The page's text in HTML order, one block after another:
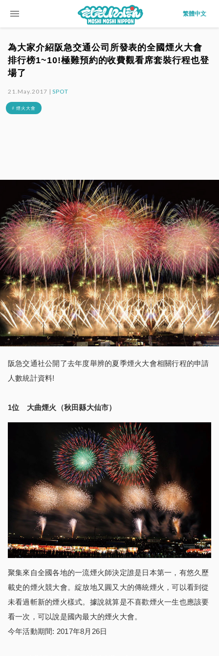
menu 繁體中文
為大家介紹阪急交通公司所發表的全國煙火大會
排行榜1~10!極難預約的收費觀看席套裝行程也登
場了
21.May.2017 |SPOT
# 煙火大會
阪急交通社公開了去年度舉辨的夏季煙火大會相關行程的申請
人數統計資料!
1位 大曲煙火 （秋田縣大仙市）
聚集來自全國各地的一流煙火師決定誰是日本第一，有悠久歷
載史的煙火競大會。綻放地又圓又大的傳統煙火，可以看到從
未看過斬新的煙火樣式。據說就算是不喜歡煙火一生也應該要
看一次，可以說是國內最大的煙火大會。
今年活動期間: 2017年8月26日